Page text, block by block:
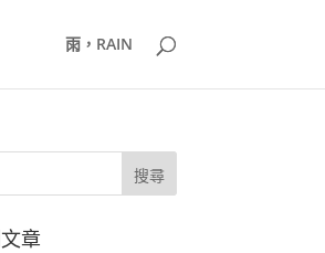
雨，RAIN
章